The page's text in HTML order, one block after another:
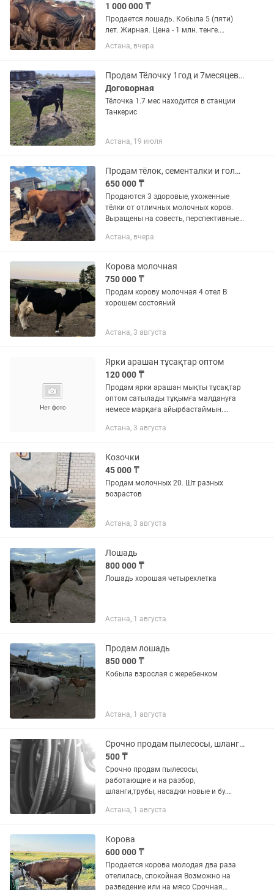
1 000 000 ₸
Продается лошадь. Кобыла 5 (пяти)
лет. Жирная. Цена - 1 млн. тенге.
Пишите по номеру, обязательно отвечу
или перезвоню). Любопытных не
Астана, вчера
Продам Тёлочку 1год и 7месяцев ей
Договорная
Тёлочка 1.7 мес находится в станции
Танкерис
Астана, 19 июля
Продам тёлок, сементалки и голштинка
650 000 ₸
Продаются 3 здоровые, ухоженные
тёлки от отличных молочных коров.
Выращены на совесть, перспективные
Симментал (2 головы) Больше года.
Астана, вчера
Корова молочная
750 000 ₸
Продам корову молочная 4 отел В
хорошем состояний
Астана, 3 августа
Ярки арашан тұсақтар оптом
120 000 ₸
Продам ярки арашан мықты тұсақтар
оптом сатылады тұқымға малдануға
немесе марқаға айырбастаймын.
Астана, 3 августа
Козочки
45 000 ₸
Продам молочных 20. Шт разных
возрастов
Астана, 3 августа
Лошадь
800 000 ₸
Лошадь хорошая четырехлетка
Астана, 1 августа
Продам лошадь
850 000 ₸
Кобыла взрослая с жеребенком
Астана, 1 августа
Срочно продам пылесосы, шланги,трубы, насадки новые и бу
500 ₸
Срочно продам пылесосы,
работающие и на разбор,
шланги,трубы, насадки новые и бу.
Астана, 1 августа
Корова
600 000 ₸
Продается корова молодая два раза
отелилась, спокойная Возможно на
разведение или на мясо Срочная